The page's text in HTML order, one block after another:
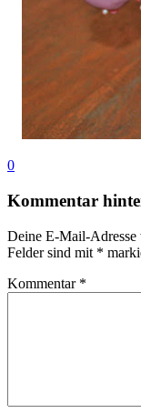
0
Kommentar
Deine E-Mail-
Felder sind mit *
Kommentar *